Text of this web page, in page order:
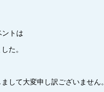
トは
た。
して大変申し訳ございません。